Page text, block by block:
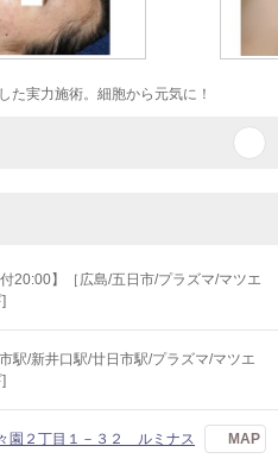
た実力施術。細胞から元気に！
20:00】［広島/五日市/プラズマ/マツエ
/新井口駅/廿日市駅/プラズマ/マツエ
園２丁目１－３２ ルミナス
MAP